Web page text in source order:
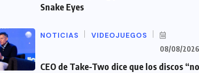
Snake Eyes
NOTICIAS VIDEOJUEGOS
08/08/2026
CEO de Take-Two dice que los discos “no